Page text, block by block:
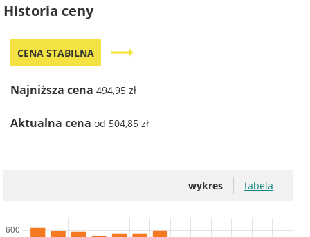
Historia ceny
CENA STABILNA trending_flat
Najniższa cena 494,95 zł
Aktualna cena od 504,85 zł
wykres tabela